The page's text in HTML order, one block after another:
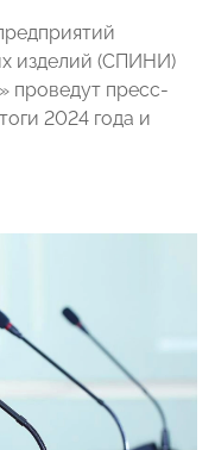
изделий (СПИНИ)
пресс-
2024 года и